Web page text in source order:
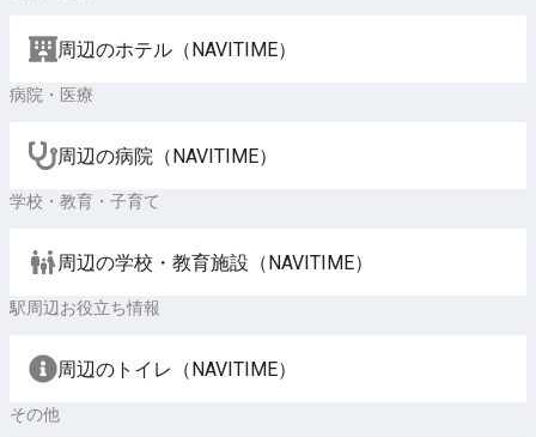
周辺のホテル（NAVITIME）
病院・医療
周辺の病院（NAVITIME）
学校・教育・子育て
周辺の学校・教育施設（NAVITIME）
駅周辺お役立ち情報
周辺のトイレ（NAVITIME）
その他